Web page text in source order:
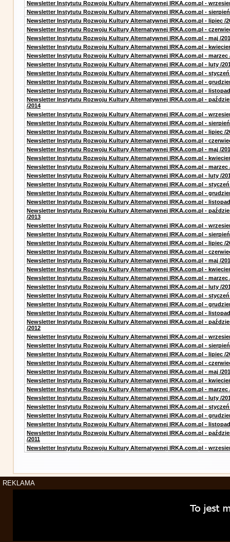
Newsletter Instytutu Rozwoju Kultury Alternatywnej IRKA.com.pl -
Newsletter Instytutu Rozwoju Kultury Alternatywnej IRKA.com.pl -
Newsletter Instytutu Rozwoju Kultury Alternatywnej IRKA.com.pl - lipiec /
Newsletter Instytutu Rozwoju Kultury Alternatywnej IRKA.com.pl -
Newsletter Instytutu Rozwoju Kultury Alternatywnej IRKA.com.pl - maj /
Newsletter Instytutu Rozwoju Kultury Alternatywnej IRKA.com.pl -
Newsletter Instytutu Rozwoju Kultury Alternatywnej IRKA.com.pl - marzec
Newsletter Instytutu Rozwoju Kultury Alternatywnej IRKA.com.pl - luty /
Newsletter Instytutu Rozwoju Kultury Alternatywnej IRKA.com.pl - styczeń
Newsletter Instytutu Rozwoju Kultury Alternatywnej IRKA.com.pl -
Newsletter Instytutu Rozwoju Kultury Alternatywnej IRKA.com.pl - listopad
Newsletter Instytutu Rozwoju Kultury Alternatywnej IRKA.com.pl -
/2014
Newsletter Instytutu Rozwoju Kultury Alternatywnej IRKA.com.pl -
Newsletter Instytutu Rozwoju Kultury Alternatywnej IRKA.com.pl - sierpień
Newsletter Instytutu Rozwoju Kultury Alternatywnej IRKA.com.pl - lipiec /
Newsletter Instytutu Rozwoju Kultury Alternatywnej IRKA.com.pl -
Newsletter Instytutu Rozwoju Kultury Alternatywnej IRKA.com.pl - maj /
Newsletter Instytutu Rozwoju Kultury Alternatywnej IRKA.com.pl -
Newsletter Instytutu Rozwoju Kultury Alternatywnej IRKA.com.pl - marzec
Newsletter Instytutu Rozwoju Kultury Alternatywnej IRKA.com.pl - luty /
Newsletter Instytutu Rozwoju Kultury Alternatywnej IRKA.com.pl - styczeń
Newsletter Instytutu Rozwoju Kultury Alternatywnej IRKA.com.pl -
Newsletter Instytutu Rozwoju Kultury Alternatywnej IRKA.com.pl - listopad
Newsletter Instytutu Rozwoju Kultury Alternatywnej IRKA.com.pl -
/2013
Newsletter Instytutu Rozwoju Kultury Alternatywnej IRKA.com.pl -
Newsletter Instytutu Rozwoju Kultury Alternatywnej IRKA.com.pl - sierpień
Newsletter Instytutu Rozwoju Kultury Alternatywnej IRKA.com.pl - lipiec /
Newsletter Instytutu Rozwoju Kultury Alternatywnej IRKA.com.pl -
Newsletter Instytutu Rozwoju Kultury Alternatywnej IRKA.com.pl - maj /
Newsletter Instytutu Rozwoju Kultury Alternatywnej IRKA.com.pl -
Newsletter Instytutu Rozwoju Kultury Alternatywnej IRKA.com.pl - marzec
Newsletter Instytutu Rozwoju Kultury Alternatywnej IRKA.com.pl - luty /
Newsletter Instytutu Rozwoju Kultury Alternatywnej IRKA.com.pl - styczeń
Newsletter Instytutu Rozwoju Kultury Alternatywnej IRKA.com.pl -
Newsletter Instytutu Rozwoju Kultury Alternatywnej IRKA.com.pl - listopad
Newsletter Instytutu Rozwoju Kultury Alternatywnej IRKA.com.pl -
/2012
Newsletter Instytutu Rozwoju Kultury Alternatywnej IRKA.com.pl -
Newsletter Instytutu Rozwoju Kultury Alternatywnej IRKA.com.pl - sierpień
Newsletter Instytutu Rozwoju Kultury Alternatywnej IRKA.com.pl - lipiec /
Newsletter Instytutu Rozwoju Kultury Alternatywnej IRKA.com.pl -
Newsletter Instytutu Rozwoju Kultury Alternatywnej IRKA.com.pl - maj /
Newsletter Instytutu Rozwoju Kultury Alternatywnej IRKA.com.pl -
Newsletter Instytutu Rozwoju Kultury Alternatywnej IRKA.com.pl - marzec
Newsletter Instytutu Rozwoju Kultury Alternatywnej IRKA.com.pl - luty /
Newsletter Instytutu Rozwoju Kultury Alternatywnej IRKA.com.pl - styczeń
Newsletter Instytutu Rozwoju Kultury Alternatywnej IRKA.com.pl -
Newsletter Instytutu Rozwoju Kultury Alternatywnej IRKA.com.pl - listopad
Newsletter Instytutu Rozwoju Kultury Alternatywnej IRKA.com.pl -
/2011
Newsletter Instytutu Rozwoju Kultury Alternatywnej IRKA.com.pl -
REKLAMA